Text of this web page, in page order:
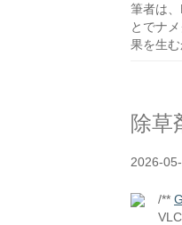
筆者は
とでナ
果を生
除草
2026-
/**